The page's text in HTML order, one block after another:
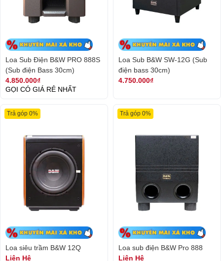
Loa Sub Điện B&W PRO 888S
(Sub điện Bass 30cm)
4.850.000₫
GỌI CÓ GIÁ RẺ NHẤT
Loa Sub B&W SW-12G (Sub
điện bass 30cm)
4.750.000₫
Loa siêu trầm B&W 12Q
Trả góp 0%
Liên Hệ
Loa sub điện B&W Pro 888
Trả góp 0%
Liên Hệ